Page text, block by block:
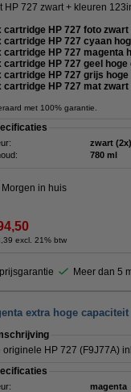
HP 727 zwart + kleuren
cartridge HP 727 foto
cartridge HP 727 cyaan
cartridge HP 727 magenta
cartridge HP 727 geel
cartridge HP 727 grijs
cartridge HP 727 mat
met 100% garantie.
zwart
780 ml
Morgen in huis
excl. 21% btw
Meer dan 5
extra hoge
originele HP 727 (F9J77A)
magenta